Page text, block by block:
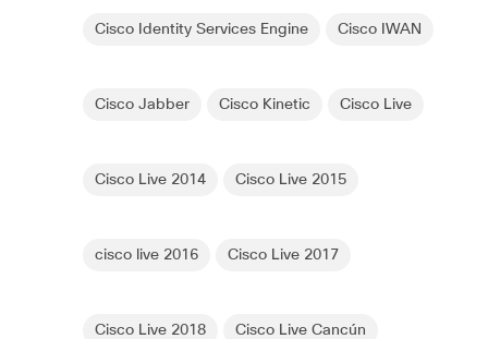
Cisco Identity Services Engine Cisco IWAN
Cisco Jabber Cisco Kinetic Cisco Live
Cisco Live 2014 Cisco Live 2015
cisco live 2016 Cisco Live 2017
Cisco Live 2018 Cisco Live Cancún